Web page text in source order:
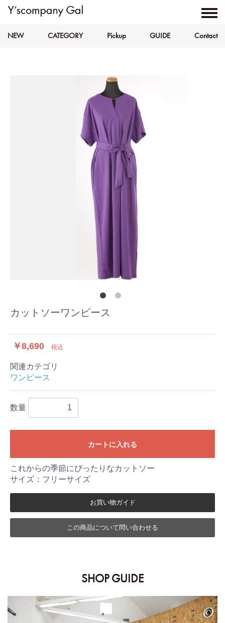
NEW CATEGORY Pickup GUIDE Contact
カットソーワンピース
￥8,690 税込
関連カテゴリ
ワンピース
数量
カートに入れる
これからの季節にぴったりなカットソー
サイズ：フリーサイズ
お買い物ガイド
この商品について問い合わせる
SHOP GUIDE